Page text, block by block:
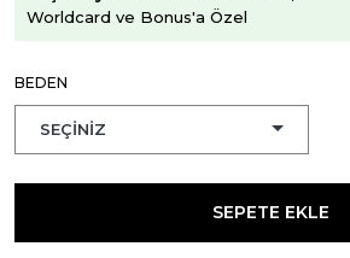
Worldcard ve Bonus'a Özel
BEDEN
SEPETE EKLE